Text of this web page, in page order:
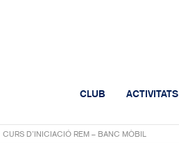
CLUB ACTIVITATS
CURS D’INICIACIÓ REM – BANC MÒBIL